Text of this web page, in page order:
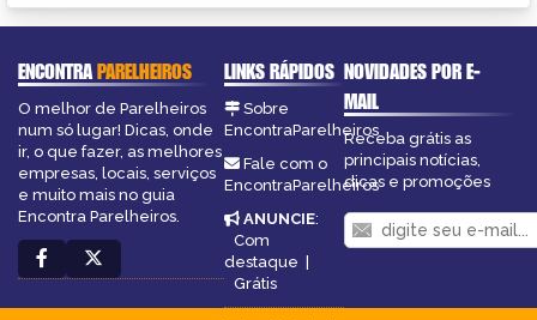
ENCONTRAPARELHEIROS
O melhor de Parelheiros
num só lugar! Dicas, onde
ir, o que fazer, as melhores
empresas, locais, serviços
e muito mais no guia
Encontra Parelheiros.
LINKS RÁPIDOS
Sobre
EncontraParelheiros
Fale com o
EncontraParelheiros
ANUNCIE:
Com
destaque
Grátis
NOVIDADES POR E-
MAIL
Receba grátis as
principais notícias,
dicas e promoções